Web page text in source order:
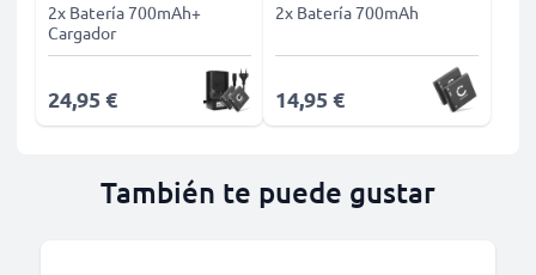
2x Batería 700mAh+
Cargador
24,95 €
2x Batería 700mAh
14,95 €
También te puede gustar